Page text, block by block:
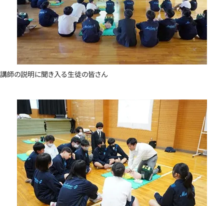
講師の説明に聞き入る生徒の皆さん